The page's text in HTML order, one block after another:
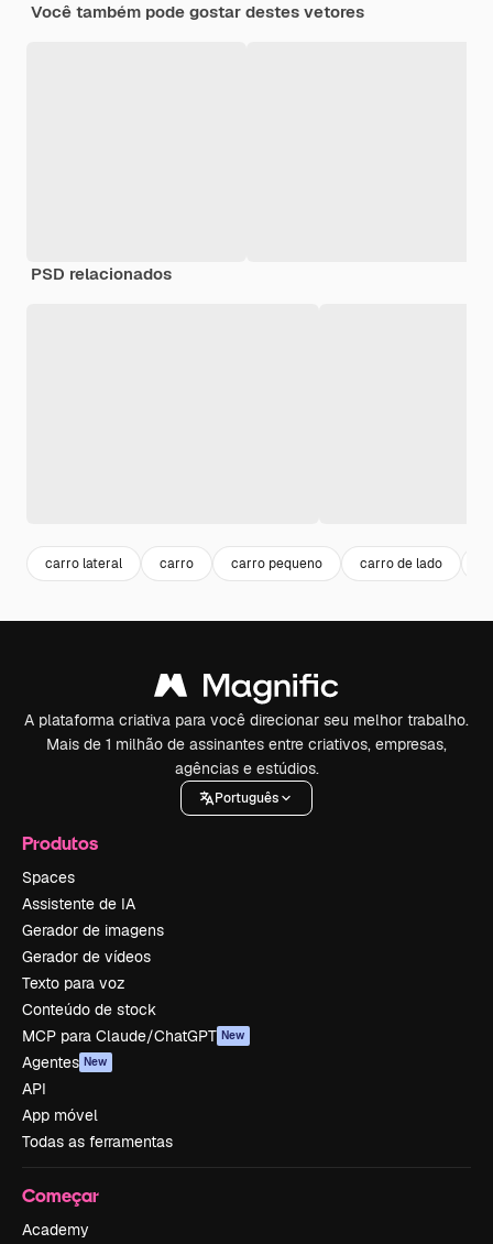
Você também pode gostar destes vetores
PSD relacionados
carro lateral carro carro pequeno carro de lado
A plataforma criativa para você direcionar seu melhor trabalho.
Mais de 1 milhão de assinantes entre criativos, empresas,
agências e estúdios.
Português
Produtos
Spaces
Assistente de IA
Gerador de imagens
Gerador de vídeos
Texto para voz
Conteúdo de stock
MCP para Claude/ChatGPT New
Agentes New
API
App móvel
Todas as ferramentas
Começar
Academy